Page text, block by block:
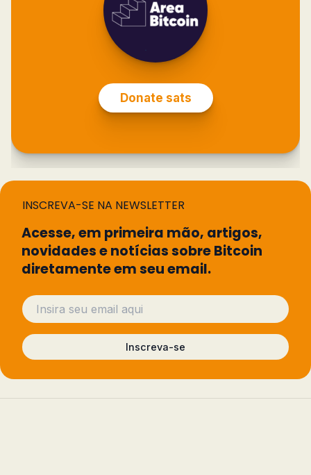
INSCREVA-SE NA NEWSLETTER
Acesse, em primeira mão, artigos,
novidades e notícias sobre Bitcoin
diretamente em seu email.
Inscreva-se